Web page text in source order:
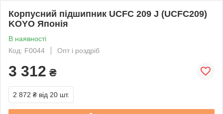
Корпусний підшипник UCFC 209 J (UCFC209)
KOYO Японія
В наявності
Код: F0044
Опт і роздріб
3 312 ₴
2 872 ₴ від 20 шт.